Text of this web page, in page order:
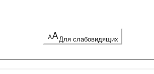
Для слабовидящих